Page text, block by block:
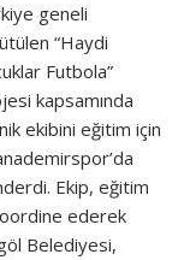
geneli
“Haydi
Futbola”
kapsamında
ekibini eğitim için
Ekip, eğitim
ederek
Belediyesi,